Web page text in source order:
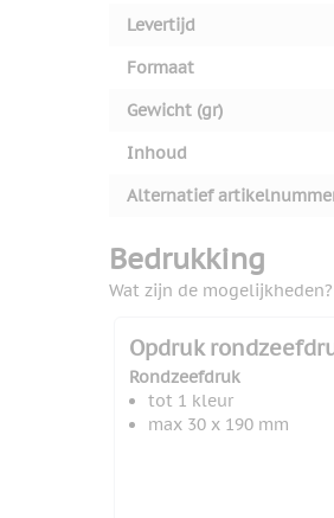
Levertijd
Formaat
Gewicht (gr)
Inhoud
Alternatief
Bedrukking
Wat zijn de mogelijkheden?
Opdruk
Rondzeefdruk
tot 1 kleur
max 30 x 190 mm